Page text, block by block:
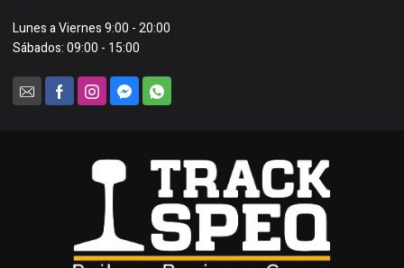
Lunes a Viernes 9:00 - 20:00
Sábados: 09:00 - 15:00